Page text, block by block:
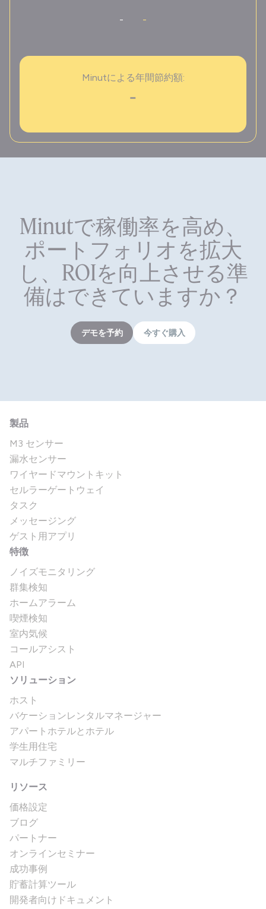
- -
Minutによる年間節約額:
-
Minutで稼働率を高め、
ポートフォリオを拡大
し、ROIを向上させる準
備はできていますか？
デモを予約 今すぐ購入
製品
M3 センサー
漏水センサー
ワイヤードマウントキット
セルラーゲートウェイ
タスク
メッセージング
ゲスト用アプリ
特徴
ノイズモニタリング
群集検知
ホームアラーム
喫煙検知
室内気候
コールアシスト
API
ソリューション
ホスト
バケーションレンタルマネージャー
アパートホテルとホテル
学生用住宅
マルチファミリー
リソース
価格設定
ブログ
パートナー
オンラインセミナー
成功事例
貯蓄計算ツール
開発者向けドキュメント